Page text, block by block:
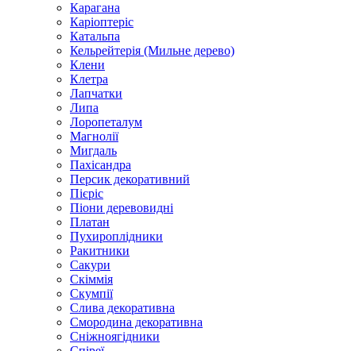
Карагана
Каріоптеріс
Катальпа
Кельрейтерія (Мильне дерево)
Клени
Клетра
Лапчатки
Липа
Лоропеталум
Магнолії
Мигдаль
Пахісандра
Персик декоративний
Пієріс
Піони деревовидні
Платан
Пухироплідники
Ракитники
Сакури
Скіммія
Скумпії
Слива декоративна
Смородина декоративна
Сніжноягідники